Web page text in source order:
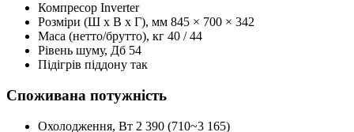
Компресор Inverter
Розміри (Ш x В x Г), мм 845 × 700 × 342
Маса (нетто/брутто), кг 40 / 44
Рівень шуму, Дб 54
Підігрів піддону так
Споживана потужність
Охолодження, Вт 2 390 (710~3 165)